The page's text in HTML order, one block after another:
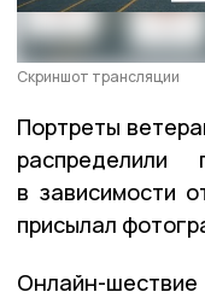
Скриншот трансляции
Портреты
в зависимости
присылал
Онлайн-